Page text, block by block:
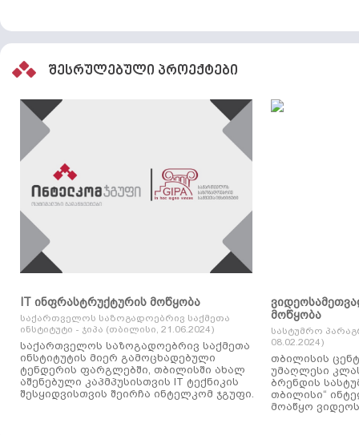
შესრულებული პროექტები
IT ინფრასტრუქტურის მოწყობა
საქართველოს საზოგადოებრივ საქმეთა
ინსტიტუტი - ჯიპა (თბილისი, 21.06.2024)
საქართველოს საზოგადოებრივ საქმეთა
ინსტიტუტის მიერ გამოცხადებული
ტენდერის ფარგლებში, თბილისში ახალ
აშენებული კაპმპუსისთვის IT ტექნიკის
შესყიდვისთვის შეირჩა ინტელკომ ჯგუფი.
მოწყობა
სასტუმრო
08.02.2024)
თბილისის
უმაღლესი
ბრენდის
თბილისი“
მოაწყო